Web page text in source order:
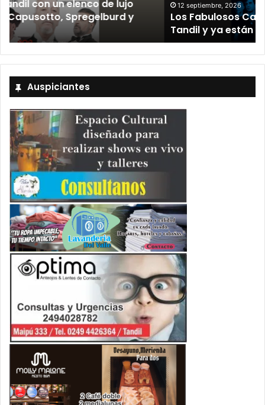
12 septiembre, 2026
Los Fabulosos Cadillacs anunciaron su show en
Tandil y ya están a la venta las entradas
Auspiciantes